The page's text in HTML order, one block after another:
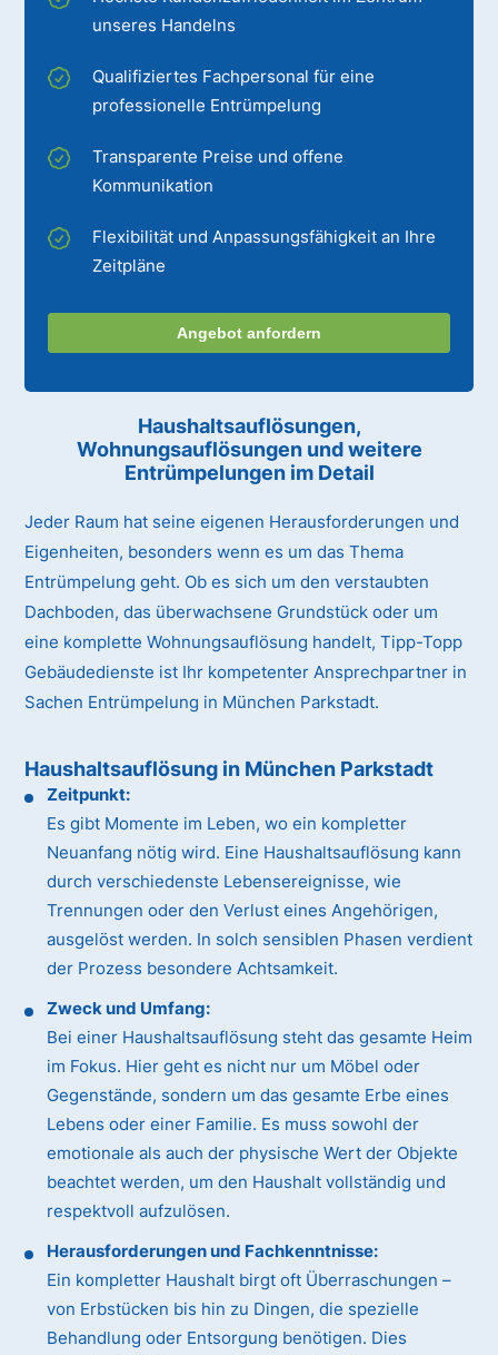
unseres Handelns
Qualifiziertes Fachpersonal für eine
professionelle Entrümpelung
Transparente Preise und offene
Kommunikation
Flexibilität und Anpassungsfähigkeit an Ihre
Zeitpläne
Angebot anfordern
Haushaltsauflösungen,
Wohnungsauflösungen und weitere
Entrümpelungen im Detail
Jeder Raum hat seine eigenen Herausforderungen und
Eigenheiten, besonders wenn es um das Thema
Entrümpelung geht. Ob es sich um den verstaubten
Dachboden, das überwachsene Grundstück oder um
eine komplette Wohnungsauflösung handelt, Tipp-Topp
Gebäudedienste ist Ihr kompetenter Ansprechpartner in
Sachen Entrümpelung in München Parkstadt.
Haushaltsauflösung in München Parkstadt
Zeitpunkt:
Es gibt Momente im Leben, wo ein kompletter
Neuanfang nötig wird. Eine Haushaltsauflösung kann
durch verschiedenste Lebensereignisse, wie
Trennungen oder den Verlust eines Angehörigen,
ausgelöst werden. In solch sensiblen Phasen verdient
der Prozess besondere Achtsamkeit.
Zweck und Umfang:
Bei einer Haushaltsauflösung steht das gesamte Heim
im Fokus. Hier geht es nicht nur um Möbel oder
Gegenstände, sondern um das gesamte Erbe eines
Lebens oder einer Familie. Es muss sowohl der
emotionale als auch der physische Wert der Objekte
beachtet werden, um den Haushalt vollständig und
respektvoll aufzulösen.
Herausforderungen und Fachkenntnisse:
Ein kompletter Haushalt birgt oft Überraschungen –
von Erbstücken bis hin zu Dingen, die spezielle
Behandlung oder Entsorgung benötigen. Dies